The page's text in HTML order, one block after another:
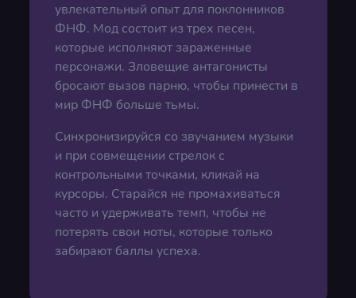
увлекательный опыт для поклонников
ФНФ. Мод состоит из трех песен,
которые исполняют зараженные
персонажи. Зловещие антагонисты
бросают вызов парню, чтобы принести в
мир ФНФ больше тьмы.
Синхронизируйся со звучанием музыки
и при совмещении стрелок с
контрольными точками, кликай на
курсоры. Старайся не промахиваться
часто и удерживать темп, чтобы не
потерять свои ноты, которые только
забирают баллы успеха.